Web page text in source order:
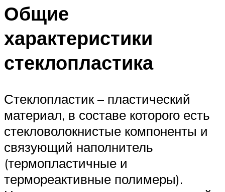
Общие
характеристики
стеклопластика
Стеклопластик – пластический
материал, в составе которого есть
стекловолокнистые компоненты и
связующий наполнитель
(термопластичные и
термореактивные полимеры).